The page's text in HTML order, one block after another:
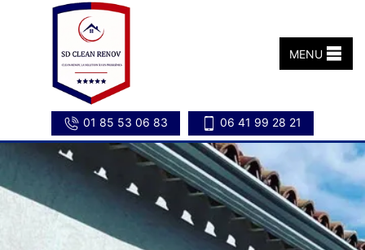
01 85 53 06 83 06 41 99 28 21
MENU